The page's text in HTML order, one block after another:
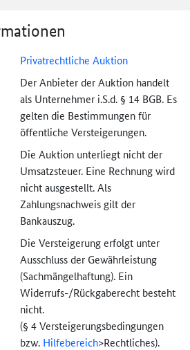
Privatrechtliche Auktion
Der Anbieter der Auktion handelt
als Unternehmer i.S.d. § 14 BGB. Es
gelten die Bestimmungen für
öffentliche Versteigerungen.
Die Auktion unterliegt nicht der
Umsatzsteuer. Eine Rechnung wird
nicht ausgestellt. Als
Zahlungsnachweis gilt der
Bankauszug.
Die Versteigerung erfolgt unter
Ausschluss der Gewährleistung
(Sachmängel­haftung). Ein
Widerrufs-/Rückgaberecht besteht
nicht.
(§ 4 Versteigerungs­bedingungen
bzw. Hilfebereich>Rechtliches).